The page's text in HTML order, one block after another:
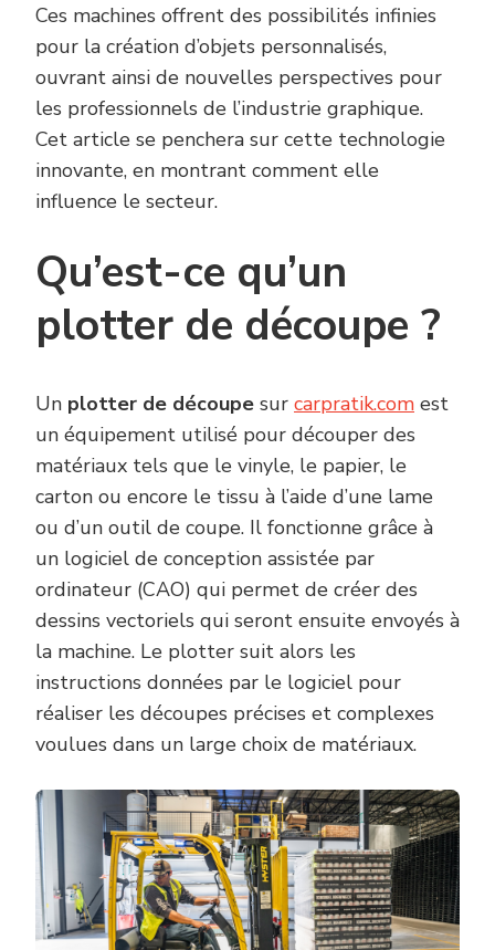
Ces machines offrent des possibilités infinies
pour la création d’objets personnalisés,
ouvrant ainsi de nouvelles perspectives pour
les professionnels de l’industrie graphique.
Cet article se penchera sur cette technologie
innovante, en montrant comment elle
influence le secteur.
Qu’est-ce qu’un
plotter de découpe ?
Un plotter de découpe sur carpratik.com est
un équipement utilisé pour découper des
matériaux tels que le vinyle, le papier, le
carton ou encore le tissu à l’aide d’une lame
ou d’un outil de coupe. Il fonctionne grâce à
un logiciel de conception assistée par
ordinateur (CAO) qui permet de créer des
dessins vectoriels qui seront ensuite envoyés à
la machine. Le plotter suit alors les
instructions données par le logiciel pour
réaliser les découpes précises et complexes
voulues dans un large choix de matériaux.